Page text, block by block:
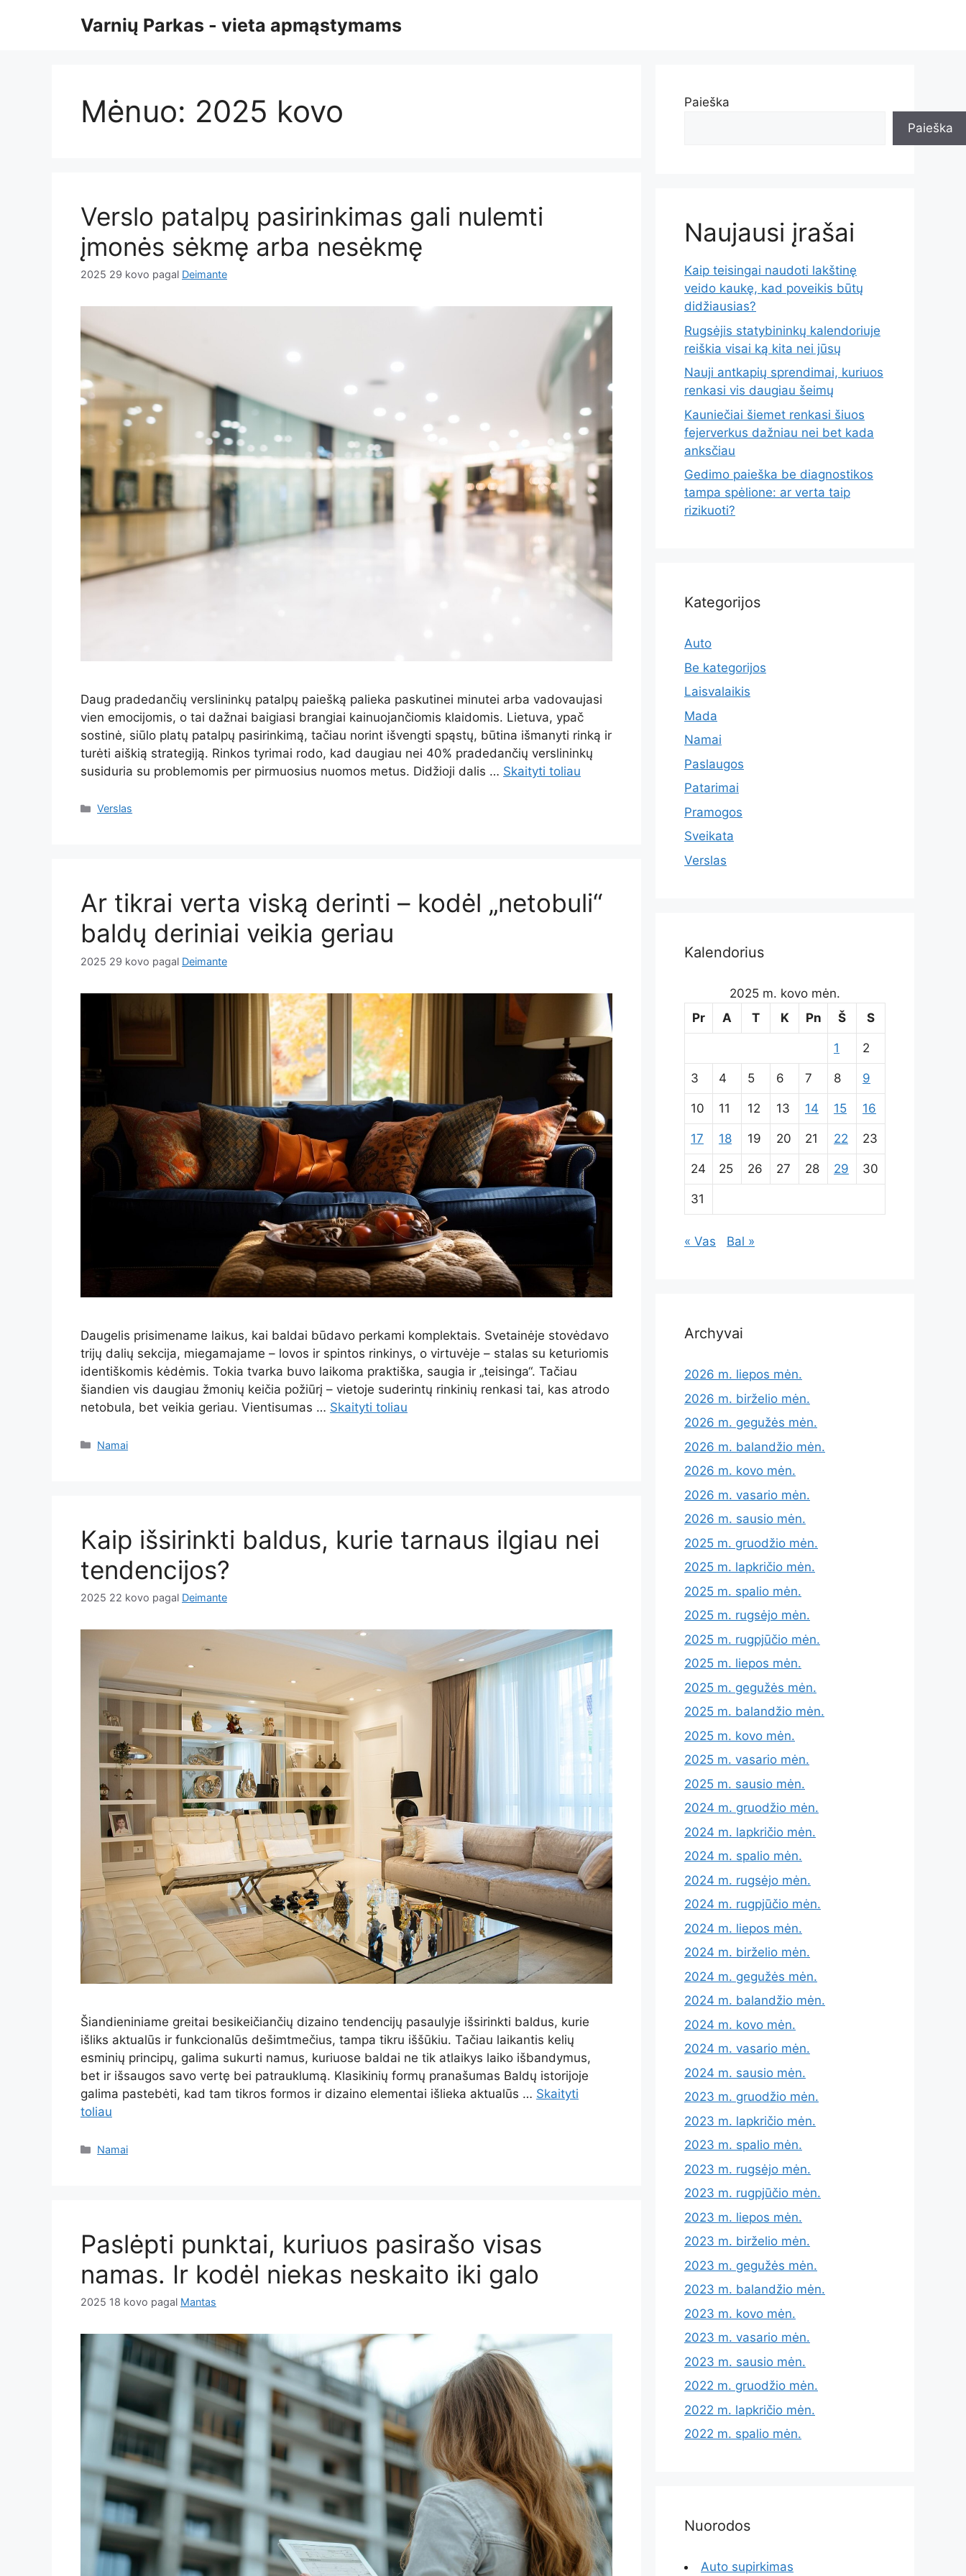
Varnių Parkas - vieta apmąstymams
Mėnuo: 2025 kovo
Verslo patalpų pasirinkimas gali nulemti
įmonės sėkmę arba nesėkmę
2025 29 kovo pagal Deimante
Daug pradedančių verslininkų patalpų paiešką palieka paskutinei minutei arba vadovaujasi
vien emocijomis, o tai dažnai baigiasi brangiai kainuojančiomis klaidomis. Lietuva, ypač
sostinė, siūlo platų patalpų pasirinkimą, tačiau norint išvengti spąstų, būtina išmanyti rinką ir
turėti aiškią strategiją. Rinkos tyrimai rodo, kad daugiau nei 40% pradedančių verslininkų
susiduria su problemomis per pirmuosius nuomos metus. Didžioji dalis … Skaityti toliau
Kategorijos
Verslas
Ar tikrai verta viską derinti – kodėl „netobuli“
baldų deriniai veikia geriau
2025 29 kovo pagal Deimante
Daugelis prisimename laikus, kai baldai būdavo perkami komplektais. Svetainėje stovėdavo
trijų dalių sekcija, miegamajame – lovos ir spintos rinkinys, o virtuvėje – stalas su keturiomis
identiškomis kėdėmis. Tokia tvarka buvo laikoma praktiška, saugia ir „teisinga“. Tačiau
šiandien vis daugiau žmonių keičia požiūrį – vietoje suderintų rinkinių renkasi tai, kas atrodo
netobula, bet veikia geriau. Vientisumas … Skaityti toliau
Kategorijos
Namai
Kaip išsirinkti baldus, kurie tarnaus ilgiau nei
tendencijos?
2025 22 kovo pagal Deimante
Šiandieniniame greitai besikeičiančių dizaino tendencijų pasaulyje išsirinkti baldus, kurie
išliks aktualūs ir funkcionalūs dešimtmečius, tampa tikru iššūkiu. Tačiau laikantis kelių
esminių principų, galima sukurti namus, kuriuose baldai ne tik atlaikys laiko išbandymus,
bet ir išsaugos savo vertę bei patrauklumą. Klasikinių formų pranašumas Baldų istorijoje
galima pastebėti, kad tam tikros formos ir dizaino elementai išlieka aktualūs … Skaityti
toliau
Kategorijos
Namai
Paslėpti punktai, kuriuos pasirašo visas
namas. Ir kodėl niekas neskaito iki galo
2025 18 kovo pagal Mantas
Paieška
Paieška
Naujausi įrašai
Kaip teisingai naudoti lakštinę
veido kaukę, kad poveikis būtų
didžiausias?
Rugsėjis statybininkų kalendoriuje
reiškia visai ką kita nei jūsų
Nauji antkapių sprendimai, kuriuos
renkasi vis daugiau šeimų
Kauniečiai šiemet renkasi šiuos
fejerverkus dažniau nei bet kada
anksčiau
Gedimo paieška be diagnostikos
tampa spėlione: ar verta taip
rizikuoti?
Kategorijos
Auto
Be kategorijos
Laisvalaikis
Mada
Namai
Paslaugos
Patarimai
Pramogos
Sveikata
Verslas
Kalendorius
2025 m. kovo mėn.
Pr
A T K Pn Š S
1 2
3 4 5 6 7 8 9
10 11 12 13 14 15 16
17 18 19 20 21 22 23
24 25 26 27 28 29 30
31
« Vas Bal »
Archyvai
2026 m. liepos mėn.
2026 m. birželio mėn.
2026 m. gegužės mėn.
2026 m. balandžio mėn.
2026 m. kovo mėn.
2026 m. vasario mėn.
2026 m. sausio mėn.
2025 m. gruodžio mėn.
2025 m. lapkričio mėn.
2025 m. spalio mėn.
2025 m. rugsėjo mėn.
2025 m. rugpjūčio mėn.
2025 m. liepos mėn.
2025 m. gegužės mėn.
2025 m. balandžio mėn.
2025 m. kovo mėn.
2025 m. vasario mėn.
2025 m. sausio mėn.
2024 m. gruodžio mėn.
2024 m. lapkričio mėn.
2024 m. spalio mėn.
2024 m. rugsėjo mėn.
2024 m. rugpjūčio mėn.
2024 m. liepos mėn.
2024 m. birželio mėn.
2024 m. gegužės mėn.
2024 m. balandžio mėn.
2024 m. kovo mėn.
2024 m. vasario mėn.
2024 m. sausio mėn.
2023 m. gruodžio mėn.
2023 m. lapkričio mėn.
2023 m. spalio mėn.
2023 m. rugsėjo mėn.
2023 m. rugpjūčio mėn.
2023 m. liepos mėn.
2023 m. birželio mėn.
2023 m. gegužės mėn.
2023 m. balandžio mėn.
2023 m. kovo mėn.
2023 m. vasario mėn.
2023 m. sausio mėn.
2022 m. gruodžio mėn.
2022 m. lapkričio mėn.
2022 m. spalio mėn.
Nuorodos
Auto supirkimas